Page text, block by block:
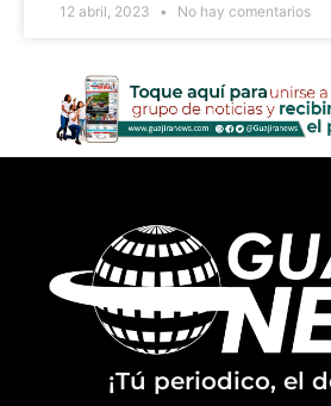
12 abril, 2023 No hay comentarios
¡Tú periodico, el